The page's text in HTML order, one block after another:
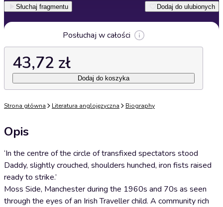
Słuchaj fragmentu Dodaj do ulubionych
Posłuchaj w całości
43,72 zł
Dodaj do koszyka
Strona główna Literatura anglojęzyczna Biography
Opis
‘In the centre of the circle of transfixed spectators stood
Daddy, slightly crouched, shoulders hunched, iron fists raised
ready to strike.’
Moss Side, Manchester during the 1960s and 70s as seen
through the eyes of an Irish Traveller child. A community rich